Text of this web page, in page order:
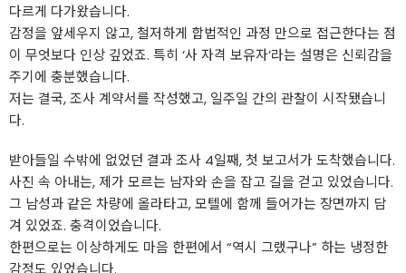
다르게 다가왔습니다.
감정을 앞세우지 않고, 철저하게 합법적인 과정 만으로 접근한다는 점
이 무엇보다 인상 깊었죠. 특히 ‘사 자격 보유자’라는 설명은 신뢰감을
주기에 충분했습니다.
저는 결국, 조사 계약서를 작성했고, 일주일 간의 관찰이 시작됐습니
다.
받아들일 수밖에 없었던 결과 조사 4일째, 첫 보고서가 도착했습니다.
사진 속 아내는, 제가 모르는 남자와 손을 잡고 길을 걷고 있었습니다.
그 남성과 같은 차량에 올라타고, 모텔에 함께 들어가는 장면까지 담
겨 있었죠. 충격이었습니다.
한편으로는 이상하게도 마음 한편에서 “역시 그랬구나” 하는 냉정한
감정도 있었습니다.